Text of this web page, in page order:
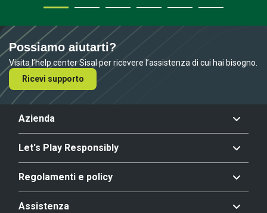
Possiamo aiutarti?
Visita l’help center Sisal per ricevere l’assistenza di cui hai bisogno.
Ricevi supporto
Azienda
Let's Play Responsibly
Regolamenti e policy
Assistenza